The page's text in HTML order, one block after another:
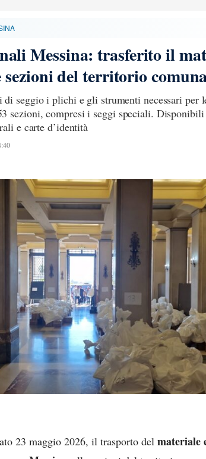
Messina: trasferito il
sezioni del territorio
di seggio i plichi e gli strumenti necessari per
sezioni, compresi i seggi speciali.
e carte d’identità
23 maggio 2026, il trasporto del materiale